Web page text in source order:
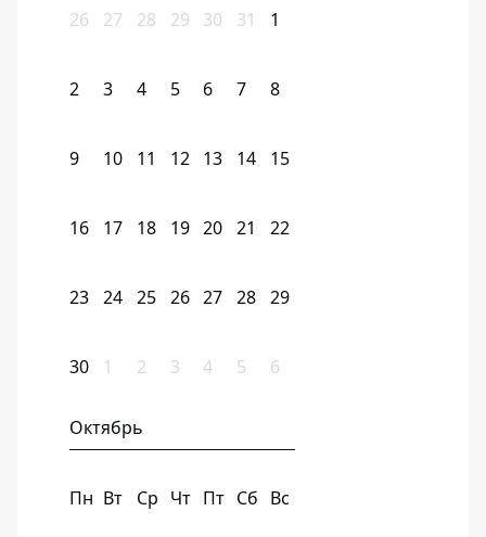
26 27 28 29 30 31 1
2 3 4 5 6 7 8
9 10 11 12 13 14 15
16 17 18 19 20 21 22
23 24 25 26 27 28 29
30 1 2 3 4 5 6
Октябрь
Пн Вт Ср Чт Пт Сб Вс